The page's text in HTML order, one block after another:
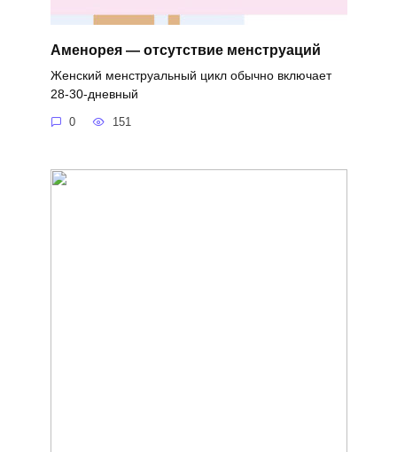
Аменорея — отсутствие менструаций
Женский менструальный цикл обычно включает
28-30-дневный
0 151